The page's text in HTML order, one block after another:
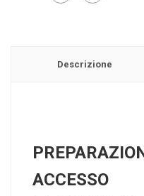
Descrizione
ACCESSO